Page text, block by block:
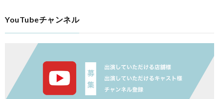
YouTubeチャンネル